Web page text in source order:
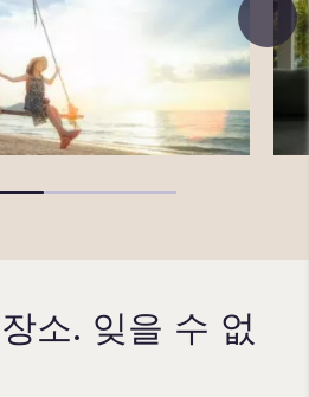
소. 잊을 수 없